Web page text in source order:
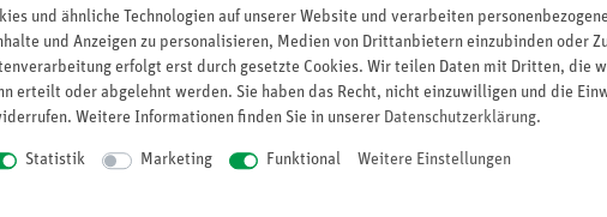
gewünschten Größe.
(30505-88)
und ähnliche Technologien auf unserer Website und verarbeiten
und Anzeigen zu personalisieren, Medien von Drittanbietern einzubinden oder
erfolgt erst durch gesetzte Cookies. Wir teilen Daten mit Dritten, die
erteilt oder abgelehnt werden. Sie haben das Recht, nicht einzuwilligen und die
Weitere Informationen finden Sie in unserer Daten­schutz­erklärung.
Statistik Marketing Funktional Weitere Einstellungen